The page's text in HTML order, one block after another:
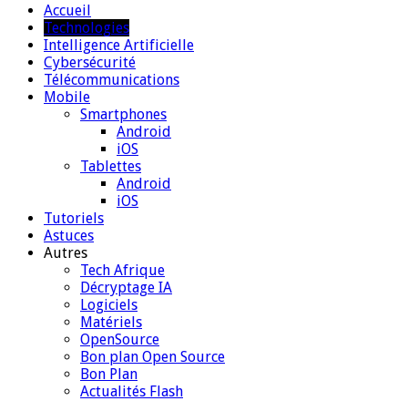
Accueil
Technologies
Intelligence Artificielle
Cybersécurité
Télécommunications
Mobile
Smartphones
Android
iOS
Tablettes
Android
iOS
Tutoriels
Astuces
Autres
Tech Afrique
Décryptage IA
Logiciels
Matériels
OpenSource
Bon plan Open Source
Bon Plan
Actualités Flash